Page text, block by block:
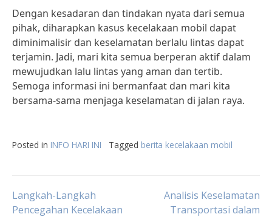
Dengan kesadaran dan tindakan nyata dari semua
pihak, diharapkan kasus kecelakaan mobil dapat
diminimalisir dan keselamatan berlalu lintas dapat
terjamin. Jadi, mari kita semua berperan aktif dalam
mewujudkan lalu lintas yang aman dan tertib.
Semoga informasi ini bermanfaat dan mari kita
bersama-sama menjaga keselamatan di jalan raya.
Posted in INFO HARI INI Tagged berita kecelakaan mobil
Post
Langkah-Langkah
Pencegahan Kecelakaan
Analisis Keselamatan
Transportasi dalam